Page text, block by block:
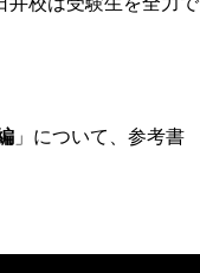
」について、参考書